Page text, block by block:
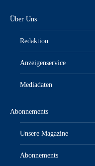
Über Uns
Redaktion
Anzeigenservice
Mediadaten
Abonnements
Unsere Magazine
Abonnements